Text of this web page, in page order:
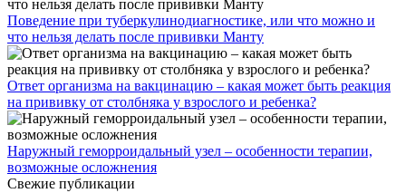
Поведение при туберкулинодиагностике, или что можно и
что нельзя делать после прививки Манту
Ответ организма на вакцинацию – какая может быть реакция
на прививку от столбняка у взрослого и ребенка?
Наружный геморроидальный узел – особенности терапии,
возможные осложнения
Свежие публикации